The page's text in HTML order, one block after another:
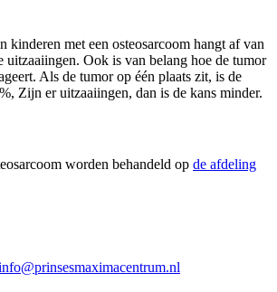
kinderen met een osteosarcoom hangt af van
uitzaaiingen. Ook is van belang hoe de tumor
Als de tumor op één plaats zit, is de
Zijn er uitzaaiingen, dan is de kans minder.
worden behandeld op de afdeling